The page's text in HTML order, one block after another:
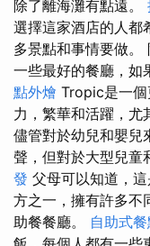
除了離海灘有點遠。
選擇這家酒店的人都
多景點和事情要做。
一些最好的餐廳，如
點外燴 Tropic是一個
力，繁華和活躍，尤
儘管對於幼兒和嬰兒
聲，但對於大型兒童
發 父母可以知道，
方之一，擁有許多不
助餐餐廳。 自助式